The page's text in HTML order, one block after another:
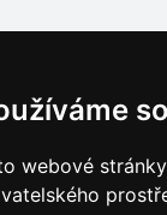
webové